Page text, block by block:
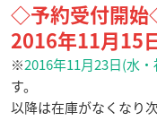
◇予約受付開
2016年11月15
※2016年11月23日(水・
す。
以降は在庫がなくなり